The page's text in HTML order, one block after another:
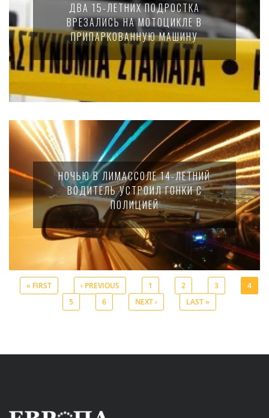
ДВА 15-ЛЕТНИХ ПОДРОСТКА
ВРЕЗАЛИСЬ НА МОТОЦИКЛЕ В
ПРИПАРКОВАННУЮ МАШИНУ
НОЧЬЮ В ЛИМАССОЛЕ 14-ЛЕТНИЙ
ВОДИТЕЛЬ УСТРОИЛ ГОНКИ С
ПОЛИЦИЕЙ
« FIRST ‹ PREVIOUS 1 2 3
4
5
6 NEXT › LAST »